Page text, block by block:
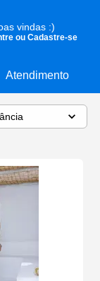
Atendimento
vindas :)
ou Cadastre-se